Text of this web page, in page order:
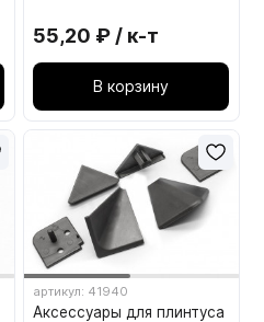
55,20 ₽ / к-т
В корзину
артикул: 41940
Аксессуары для плинтуса